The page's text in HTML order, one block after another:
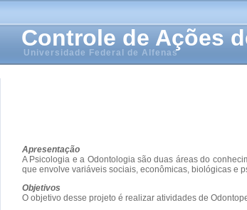
Controle de Ações
Universidade Federal de Alfenas
Apresentação
A Psicologia e a Odontologia são duas áreas do
que envolve variáveis sociais, econômicas, biológicas e
Objetivos
O objetivo desse projeto é realizar atividades de